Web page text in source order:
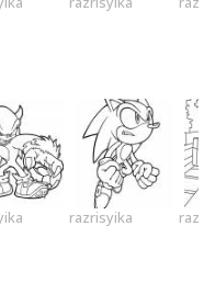
razrisyika